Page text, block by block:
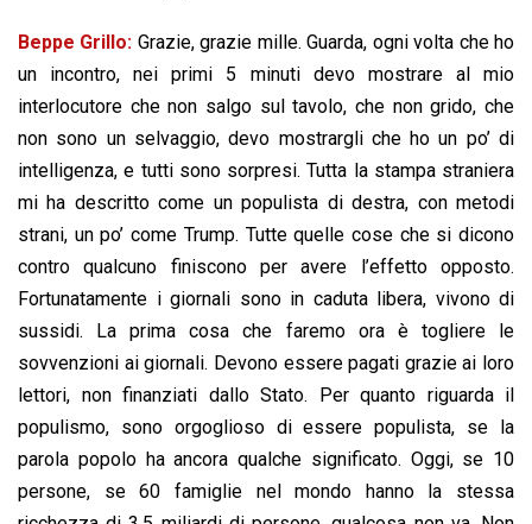
Beppe Grillo: Grazie, grazie mille. Guarda, ogni volta che ho
un incontro, nei primi 5 minuti devo mostrare al mio
interlocutore che non salgo sul tavolo, che non grido, che
non sono un selvaggio, devo mostrargli che ho un po’ di
intelligenza, e tutti sono sorpresi. Tutta la stampa straniera
mi ha descritto come un populista di destra, con metodi
strani, un po’ come Trump. Tutte quelle cose che si dicono
contro qualcuno finiscono per avere l’effetto opposto.
Fortunatamente i giornali sono in caduta libera, vivono di
sussidi. La prima cosa che faremo ora è togliere le
sovvenzioni ai giornali. Devono essere pagati grazie ai loro
lettori, non finanziati dallo Stato. Per quanto riguarda il
populismo, sono orgoglioso di essere populista, se la
parola popolo ha ancora qualche significato. Oggi, se 10
persone, se 60 famiglie nel mondo hanno la stessa